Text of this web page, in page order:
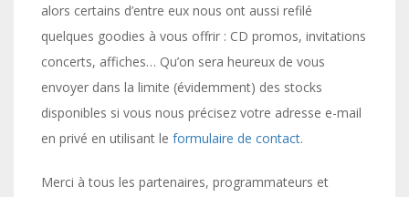
alors certains d’entre eux nous ont aussi refilé
quelques goodies à vous offrir : CD promos, invitations
concerts, affiches… Qu’on sera heureux de vous
envoyer dans la limite (évidemment) des stocks
disponibles si vous nous précisez votre adresse e-mail
en privé en utilisant le formulaire de contact.
Merci à tous les partenaires, programmateurs et